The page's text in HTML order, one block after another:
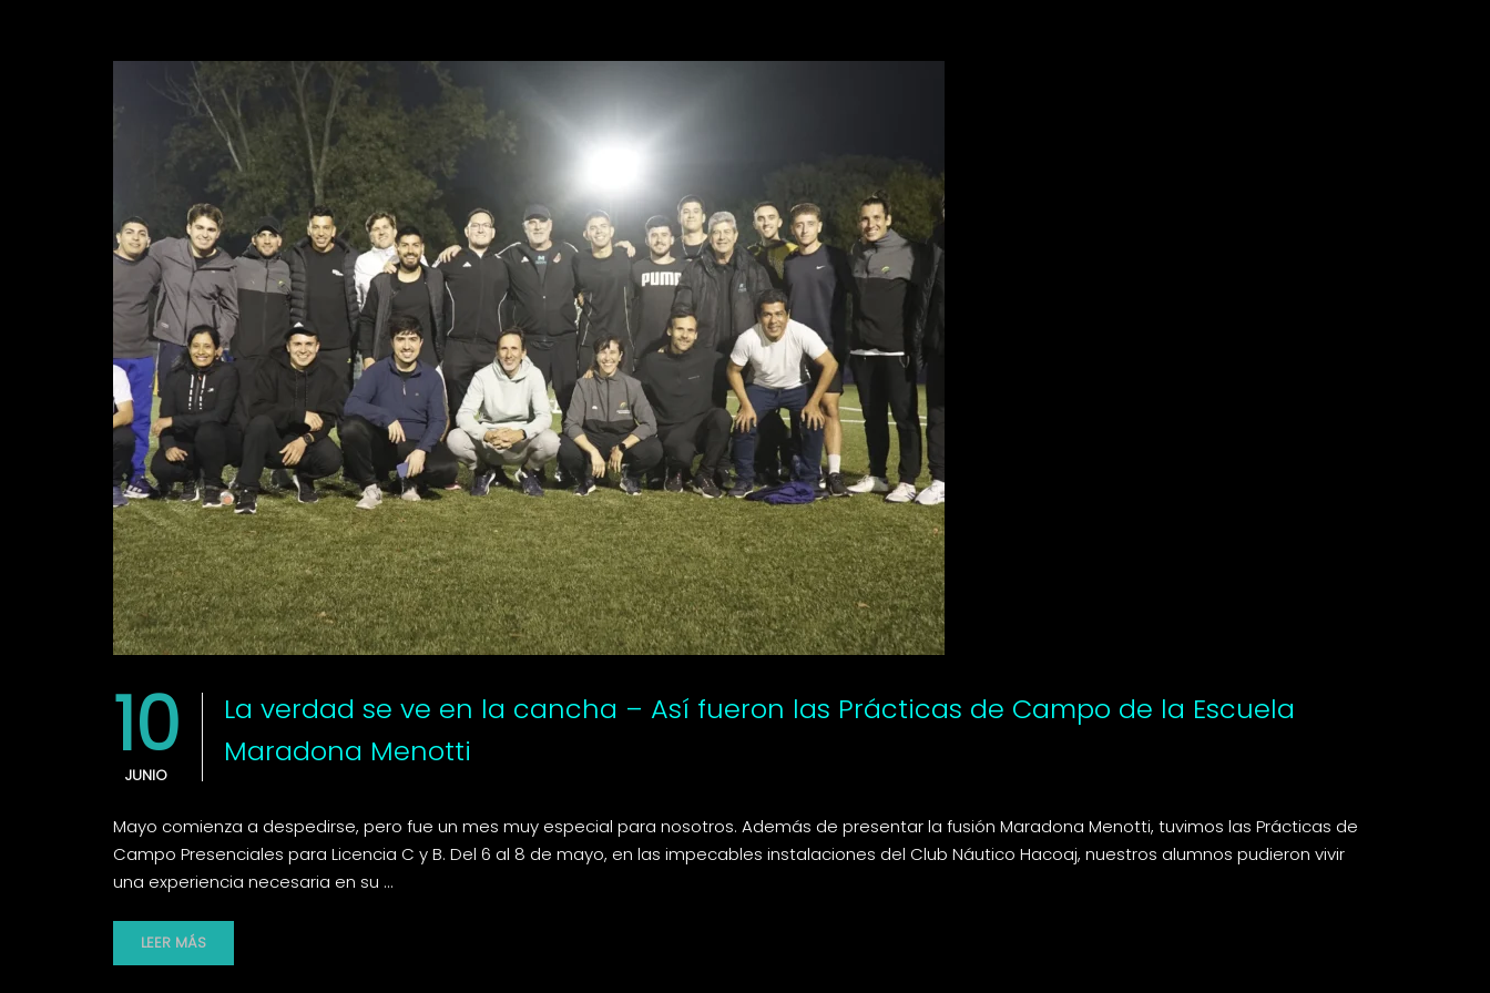
10
JUNIO
La verdad se ve en la cancha – Así fueron las Prácticas de Campo de la Escuela
Maradona Menotti
Mayo comienza a despedirse, pero fue un mes muy especial para nosotros. Además de presentar la fusión Maradona Menotti, tuvimos las Prácticas de
Campo Presenciales para Licencia C y B. Del 6 al 8 de mayo, en las impecables instalaciones del Club Náutico Hacoaj, nuestros alumnos pudieron vivir
una experiencia necesaria en su …
LEER MÁS